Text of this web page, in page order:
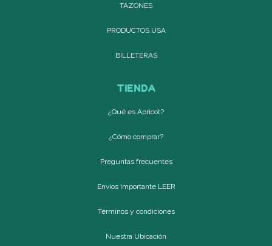
TAZONES
PRODUCTOS USA
BILLETERAS
TIENDA
¿Qué es Apricot?
¿Cómo comprar?
Preguntas frecuentes
Envíos Importante LEER
Términos y condiciones
Nuestra Ubicación